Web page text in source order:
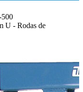
U - Rodas de